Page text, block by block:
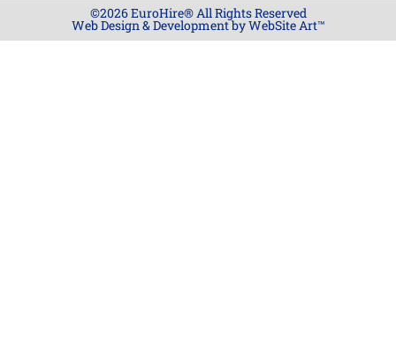
©2026 EuroHire® All Rights Reserved
Web Design & Development by WebSite Art™